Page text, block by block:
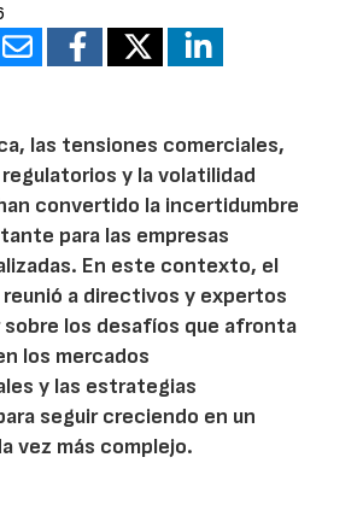
las tensiones comerciales,
y la volatilidad
convertido la incertidumbre
para las empresas
En este contexto, el
reunió a directivos y expertos
sobre los desafíos que afronta
los mercados
y las estrategias
seguir creciendo en un
vez más complejo.